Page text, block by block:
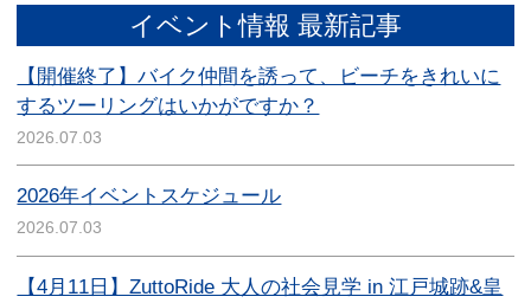
イベント情報 最新記事
【開催終了】バイク仲間を誘って、ビーチをきれいに
するツーリングはいかがですか？
2026.07.03
2026年イベントスケジュール
2026.07.03
【4月11日】ZuttoRide 大人の社会見学 in 江戸城跡&皇